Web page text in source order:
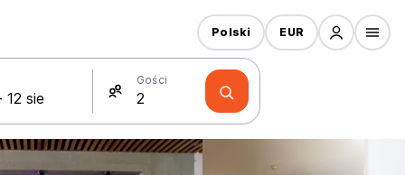
Gości
Polski EUR